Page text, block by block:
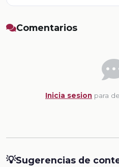
Comentarios
Inicia sesion para
💡Sugerencias de